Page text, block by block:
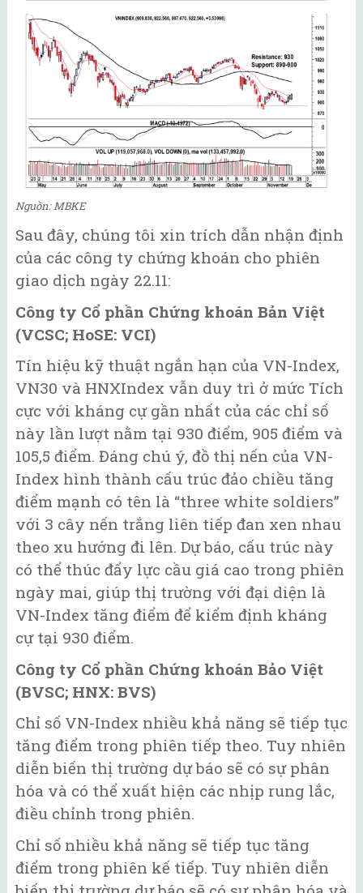
Nguồn: MBKE
Sau đây, chúng tôi xin trích dẫn nhận định
của các công ty chứng khoán cho phiên
giao dịch ngày 22.11:
Công ty Cổ phần Chứng khoán Bản Việt
(VCSC; HoSE: VCI)
Tín hiệu kỹ thuật ngắn hạn của VN-Index,
VN30 và HNXIndex vẫn duy trì ở mức Tích
cực với kháng cự gần nhất của các chỉ số
này lần lượt nằm tại 930 điểm, 905 điểm và
105,5 điểm. Đáng chú ý, đồ thị nến của VN-
Index hình thành cấu trúc đảo chiều tăng
điểm mạnh có tên là “three white soldiers”
với 3 cây nến trắng liên tiếp đan xen nhau
theo xu hướng đi lên. Dự báo, cấu trúc này
có thể thúc đẩy lực cầu giá cao trong phiên
ngày mai, giúp thị trường với đại diện là
VN-Index tăng điểm để kiểm định kháng
cự tại 930 điểm.
Công ty Cổ phần Chứng khoán Bảo Việt
(BVSC; HNX: BVS)
Chỉ số VN-Index nhiều khả năng sẽ tiếp tục
tăng điểm trong phiên tiếp theo. Tuy nhiên
diễn biến thị trường dự báo sẽ có sự phân
hóa và có thể xuất hiện các nhịp rung lắc,
điều chỉnh trong phiên.
Chỉ số nhiều khả năng sẽ tiếp tục tăng
điểm trong phiên kế tiếp. Tuy nhiên diễn